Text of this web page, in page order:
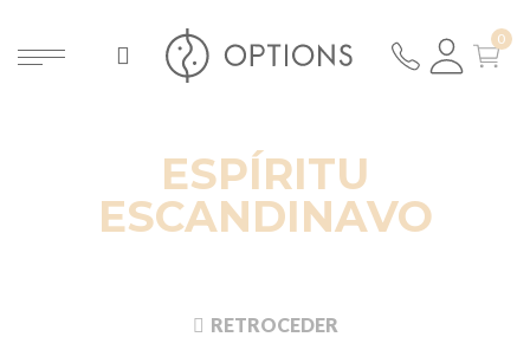
ESPÍRITU
ESCANDINAVO
RETROCEDER